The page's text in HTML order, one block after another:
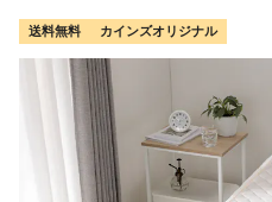
送料無料 カインズオリジナル